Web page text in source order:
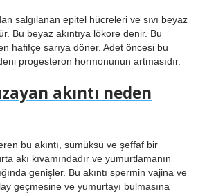
salgılanan epitel hücreleri ve sıvı beyaz
Bu beyaz akıntıya lökore denir. Bu
hafifçe sarıya döner. Adet öncesi bu
progesteron hormonunun artmasıdır.
akıntı neden
bu akıntı, sümüksü ve şeffaf bir
akı kıvamındadır ve yumurtlamanın
genişler. Bu akıntı spermin vajina ve
geçmesine ve yumurtayı bulmasına